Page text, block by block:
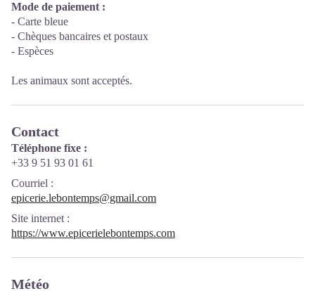
Mode de paiement :
- Carte bleue
- Chèques bancaires et postaux
- Espèces
Les animaux sont acceptés.
Contact
Téléphone fixe :
+33 9 51 93 01 61
Courriel :
epicerie.lebontemps@gmail.com
Site internet :
https://www.epicerielebontemps.com
Météo